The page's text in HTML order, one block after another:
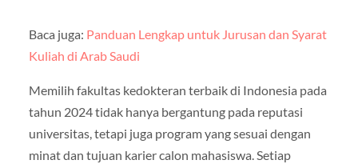
Baca juga: Panduan Lengkap untuk Jurusan dan Syarat
Kuliah di Arab Saudi
Memilih fakultas kedokteran terbaik di Indonesia pada
tahun 2024 tidak hanya bergantung pada reputasi
universitas, tetapi juga program yang sesuai dengan
minat dan tujuan karier calon mahasiswa. Setiap